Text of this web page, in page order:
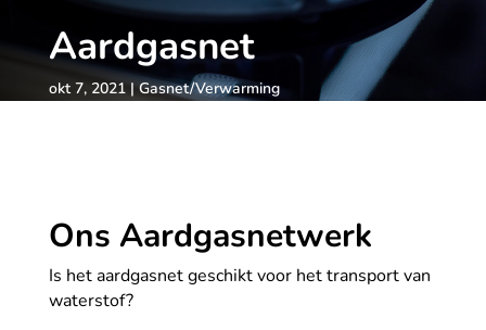
Aardgasnet
okt 7, 2021 Gasnet/Verwarming
Ons Aardgasnetwerk
Is het aardgasnet geschikt voor het transport van
waterstof?